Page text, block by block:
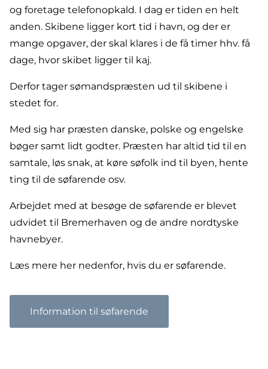
og foretage telefonopkald. I dag er tiden en helt
anden. Skibene ligger kort tid i havn, og der er
mange opgaver, der skal klares i de få timer hhv. få
dage, hvor skibet ligger til kaj.
Derfor tager sømandspræsten ud til skibene i
stedet for.
Med sig har præsten danske, polske og engelske
bøger samt lidt godter. Præsten har altid tid til en
samtale, løs snak, at køre søfolk ind til byen, hente
ting til de søfarende osv.
Arbejdet med at besøge de søfarende er blevet
udvidet til Bremerhaven og de andre nordtyske
havnebyer.
Læs mere her nedenfor, hvis du er søfarende.
Information til søfarende